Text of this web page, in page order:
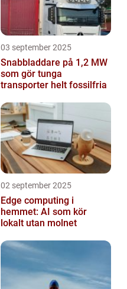
03 september 2025
Snabbladdare på 1,2 MW
som gör tunga
transporter helt fossilfria
02 september 2025
Edge computing i
hemmet: AI som kör
lokalt utan molnet